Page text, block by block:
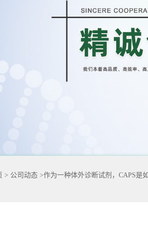
> 公司动态 >作为一种体外诊断试剂，CAPS是